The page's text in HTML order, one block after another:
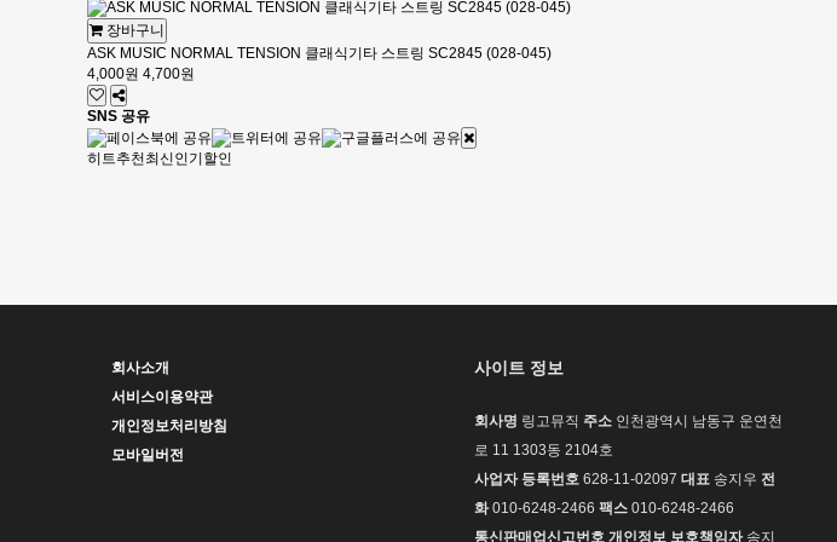
장바구니
ASK MUSIC NORMAL TENSION 클래식기타 스트링 SC2845 (028-045)
4,000원 4,700원
SNS 공유
히트추천최신인기 할인
회사소개
서비스이용약관
개인정보처리방침
모바일버전
사이트 정보
회사명 링고뮤직 주소 인천광역시 남동구 운연천
로 11 1303동 2104호
사업자 등록번호 628-11-02097 대표 송지우 전
화010-6248-2466 팩스 010-6248-2466
통신판매업신고번호 개인정보 보호책임자송지